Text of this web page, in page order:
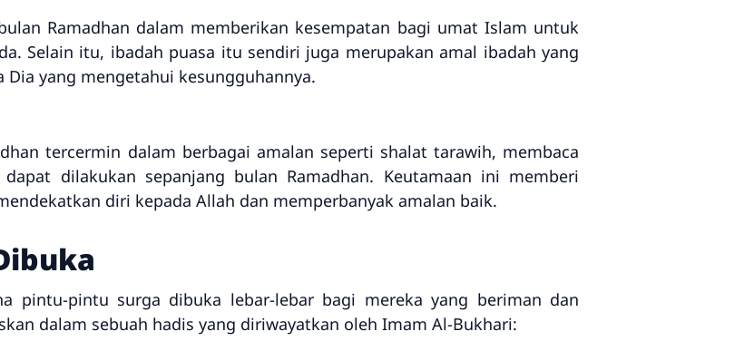
Ramadhan dalam memberikan kesempatan bagi umat Islam untuk
Selain itu, ibadah puasa itu sendiri juga merupakan amal ibadah yang
yang mengetahui kesungguhannya.
tercermin dalam berbagai amalan seperti shalat tarawih, membaca
dilakukan sepanjang bulan Ramadhan. Keutamaan ini memberi
diri kepada Allah dan memperbanyak amalan baik.
pintu-pintu surga dibuka lebar-lebar bagi mereka yang beriman dan
dalam sebuah hadis yang diriwayatkan oleh Imam Al-Bukhari: